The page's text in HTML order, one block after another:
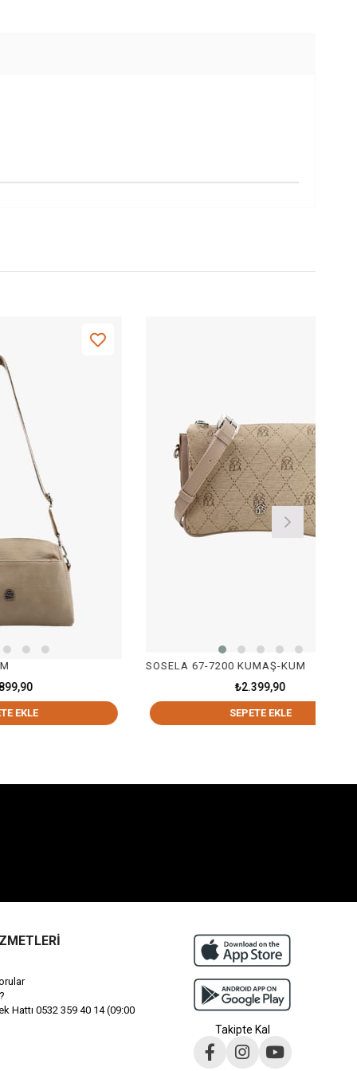
SOSELA 67-7200 KUMAŞ-KUM
₺2.399,90
SEPETE EKLE
Hattı 0532 359 40 14 (09:00
Takipte Kal